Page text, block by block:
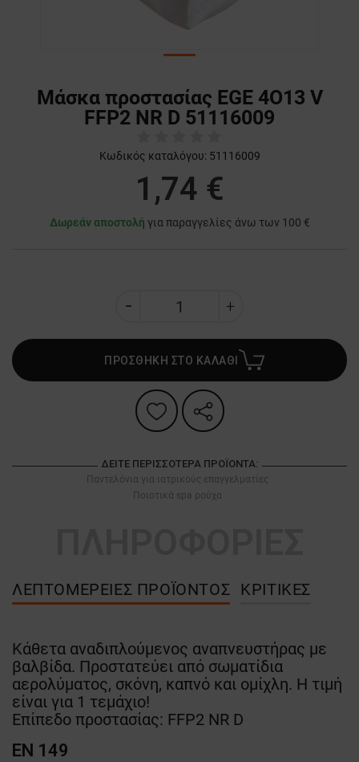
Μάσκα προστασίας EGE 4О13 V
FFP2 NR D 51116009
Κωδικός καταλόγου: 51116009
1,74 €
Δωρεάν αποστολή για παραγγελίες άνω των 100 €
ΠΡΟΣΘΗΚΗ ΣΤΟ ΚΑΛΑΘΙ
ΔΕΊΤΕ ΠΕΡΙΣΣΌΤΕΡΑ ΠΡΟΪΌΝΤΑ:
Παντελόνια για ιατρικούς επαγγελματίες
Ποιοτικά spa ρούχα
ΛΕΠΤΟΜΈΡΕΙΕΣ ΠΡΟΪΌΝΤΟΣ ΚΡΙΤΙΚΈΣ
Κάθετα αναδιπλούμενος αναπνευστήρας με
βαλβίδα. Προστατεύει από σωματίδια
αερολύματος, σκόνη, καπνό και ομίχλη. Η τιμή
είναι για 1 τεμάχιο!
Επίπεδο προστασίας: FFP2 NR D
EN 149